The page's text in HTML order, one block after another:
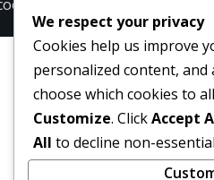
We respect your privacy
Cookies help us improve
personalized content, and
choose which cookies to
Customize. ClickAccept
All to decline non-